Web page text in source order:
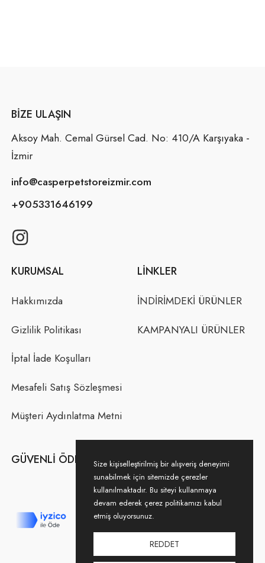
BIZE ULAŞIN
Aksoy Mah. Cemal Gürsel Cad. No: 410/A Karşıyaka -
İzmir
info@casperpetstoreizmir.com
+905331646199
KURUMSAL
Hakkımızda
Gizlilik Politikası
İptal İade Koşulları
Mesafeli Satış Sözleşmesi
Müşteri Aydınlatma Metni
LINKLER
İNDİRİMDEKİ ÜRÜNLER
KAMPANYALI ÜRÜNLER
GÜVENLI ÖDEMESize kişiselleştirilmiş bir alışveriş deneyimi
sunabilmek için sitemizde çerezler
kullanılmaktadır. Bu siteyi kullanmaya
devam ederek çerez politikamızı kabul
etmiş oluyorsunuz.
REDDET